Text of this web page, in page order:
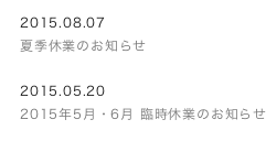
2015.08.07
夏季休業のお知らせ
2015.05.20
2015年5月・6月 臨時休業のお知らせ